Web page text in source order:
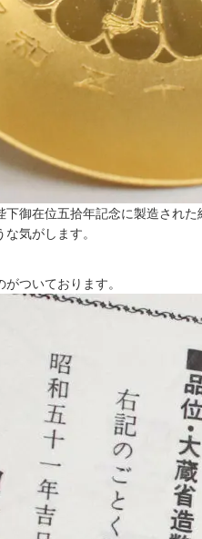
下御在位五拾年記念に製造され
気がします。
ついております。